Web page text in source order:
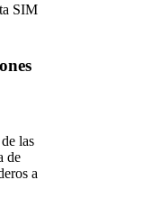
SIM
las
de
a